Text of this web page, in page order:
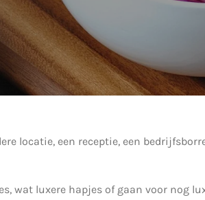
locatie, een receptie, een
wat luxere hapjes of gaan voor nog